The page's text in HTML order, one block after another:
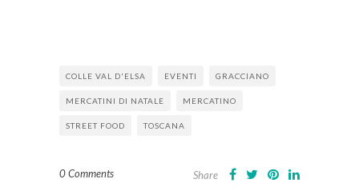
COLLE VAL D'ELSA EVENTI GRACCIANO
MERCATINI DI NATALE MERCATINO
STREET FOOD TOSCANA
0 Comments Share